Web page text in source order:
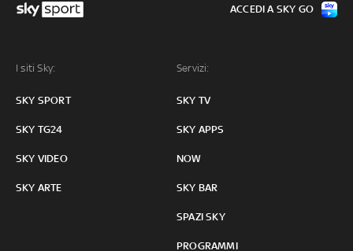
I siti Sky:
SKY SPORT
SKY TG24
SKY VIDEO
SKY ARTE
Servizi:
SKY TV
SKY APPS
NOW
SKY BAR
SPAZI SKY
PROGRAMMI
ACCEDI A SKY GO